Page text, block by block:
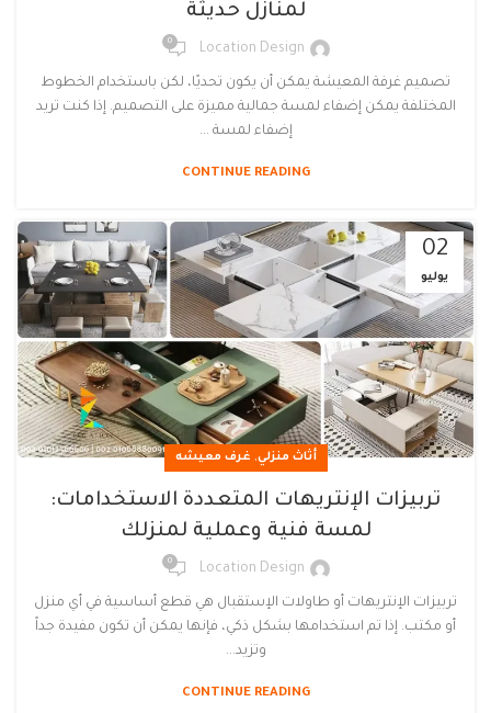
لمنازل حديثة
Location Design
0
تصميم غرفة المعيشة يمكن أن يكون تحديًا، لكن باستخدام الخطوط
المختلفة يمكن إضفاء لمسة جمالية مميزة على التصميم. إذا كنت تريد
إضفاء لمسة ...
CONTINUE READING
02
يوليو
أثاث منزلي, غرف معيشه
تربيزات الإنتريهات المتعددة الاستخدامات:
لمسة فنية وعملية لمنزلك
Location Design
0
تربيزات الإنتريهات أو طاولات الإستقبال هي قطع أساسية في أي منزل
أو مكتب. إذا تم استخدامها بشكل ذكي، فإنها يمكن أن تكون مفيدة جداً
وتزيد...
CONTINUE READING